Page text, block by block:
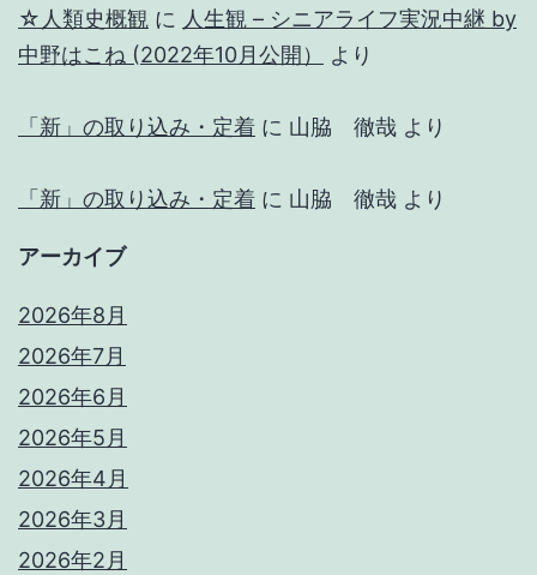
☆人類史概観 に 人生観 – シニアライフ実況中継 by
中野はこね (2022年10月公開）
より
「新」の取り込み・定着 に 山脇 徹哉 より
「新」の取り込み・定着 に 山脇 徹哉 より
アーカイブ
2026年8月
2026年7月
2026年6月
2026年5月
2026年4月
2026年3月
2026年2月